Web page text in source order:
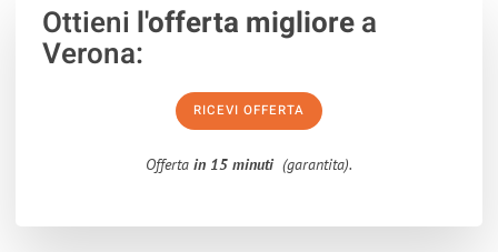
Ottieni l'offerta migliorea
Verona:
RICEVI OFFERTA
Offerta in 15 minuti (garantita).